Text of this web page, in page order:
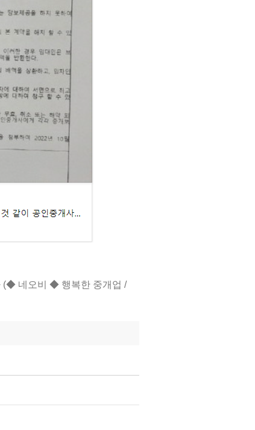
(◆ 네오비 ◆ 행복한 중개업 /